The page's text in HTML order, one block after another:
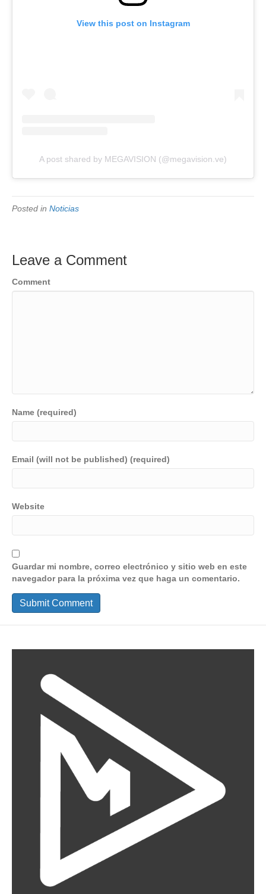
View this post on Instagram
A post shared by MEGAVISION (@megavision.ve)
Posted in Noticias
Leave a Comment
Comment
Name (required)
Email (will not be published) (required)
Website
Guardar mi nombre, correo electrónico y sitio web en este
navegador para la próxima vez que haga un comentario.